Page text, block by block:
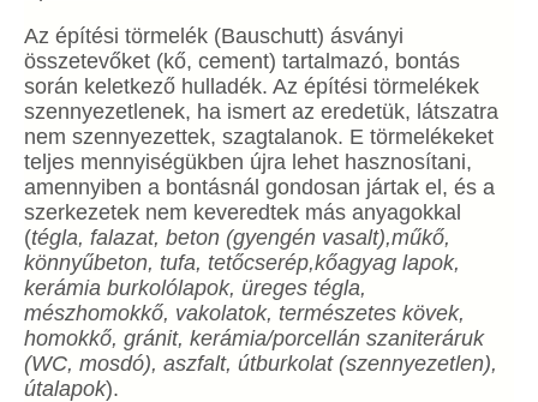
Az építési törmelék (Bauschutt) ásványi
összetevőket (kő, cement) tartalmazó, bontás
során keletkező hulladék. Az építési törmelékek
szennyezetlenek, ha ismert az eredetük, látszatra
nem szennyezettek, szagtalanok. E törmelékeket
teljes mennyiségükben újra lehet hasznosítani,
amennyiben a bontásnál gondosan jártak el, és a
szerkezetek nem keveredtek más anyagokkal
(tégla, falazat, beton (gyengén vasalt),műkő,
könnyűbeton, tufa, tetőcserép,kőagyag lapok,
kerámia burkolólapok, üreges tégla,
mészhomokkő, vakolatok, természetes kövek,
homokkő, gránit, kerámia/porcellán szaniteráruk
(WC, mosdó), aszfalt, útburkolat (szennyezetlen),
útalapok).